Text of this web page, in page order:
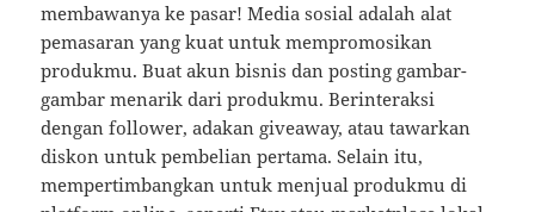
membawanya ke pasar! Media sosial adalah alat
pemasaran yang kuat untuk mempromosikan
produkmu. Buat akun bisnis dan posting gambar-
gambar menarik dari produkmu. Berinteraksi
dengan follower, adakan giveaway, atau tawarkan
diskon untuk pembelian pertama. Selain itu,
mempertimbangkan untuk menjual produkmu di